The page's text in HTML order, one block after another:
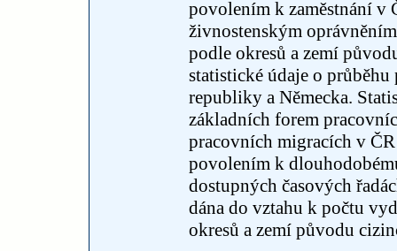
povolením k zaměstnání v
živnostenským
podle okresů a zemí
statistické údaje o
republiky a Německa.
základních forem
pracovních migracích v
povolením k
dostupných časových
dána do vztahu k počtu
okresů a zemí původu